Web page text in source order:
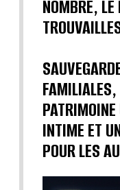
NOMBRE,
FAMILIALES,
INTIME ET
POUR LES